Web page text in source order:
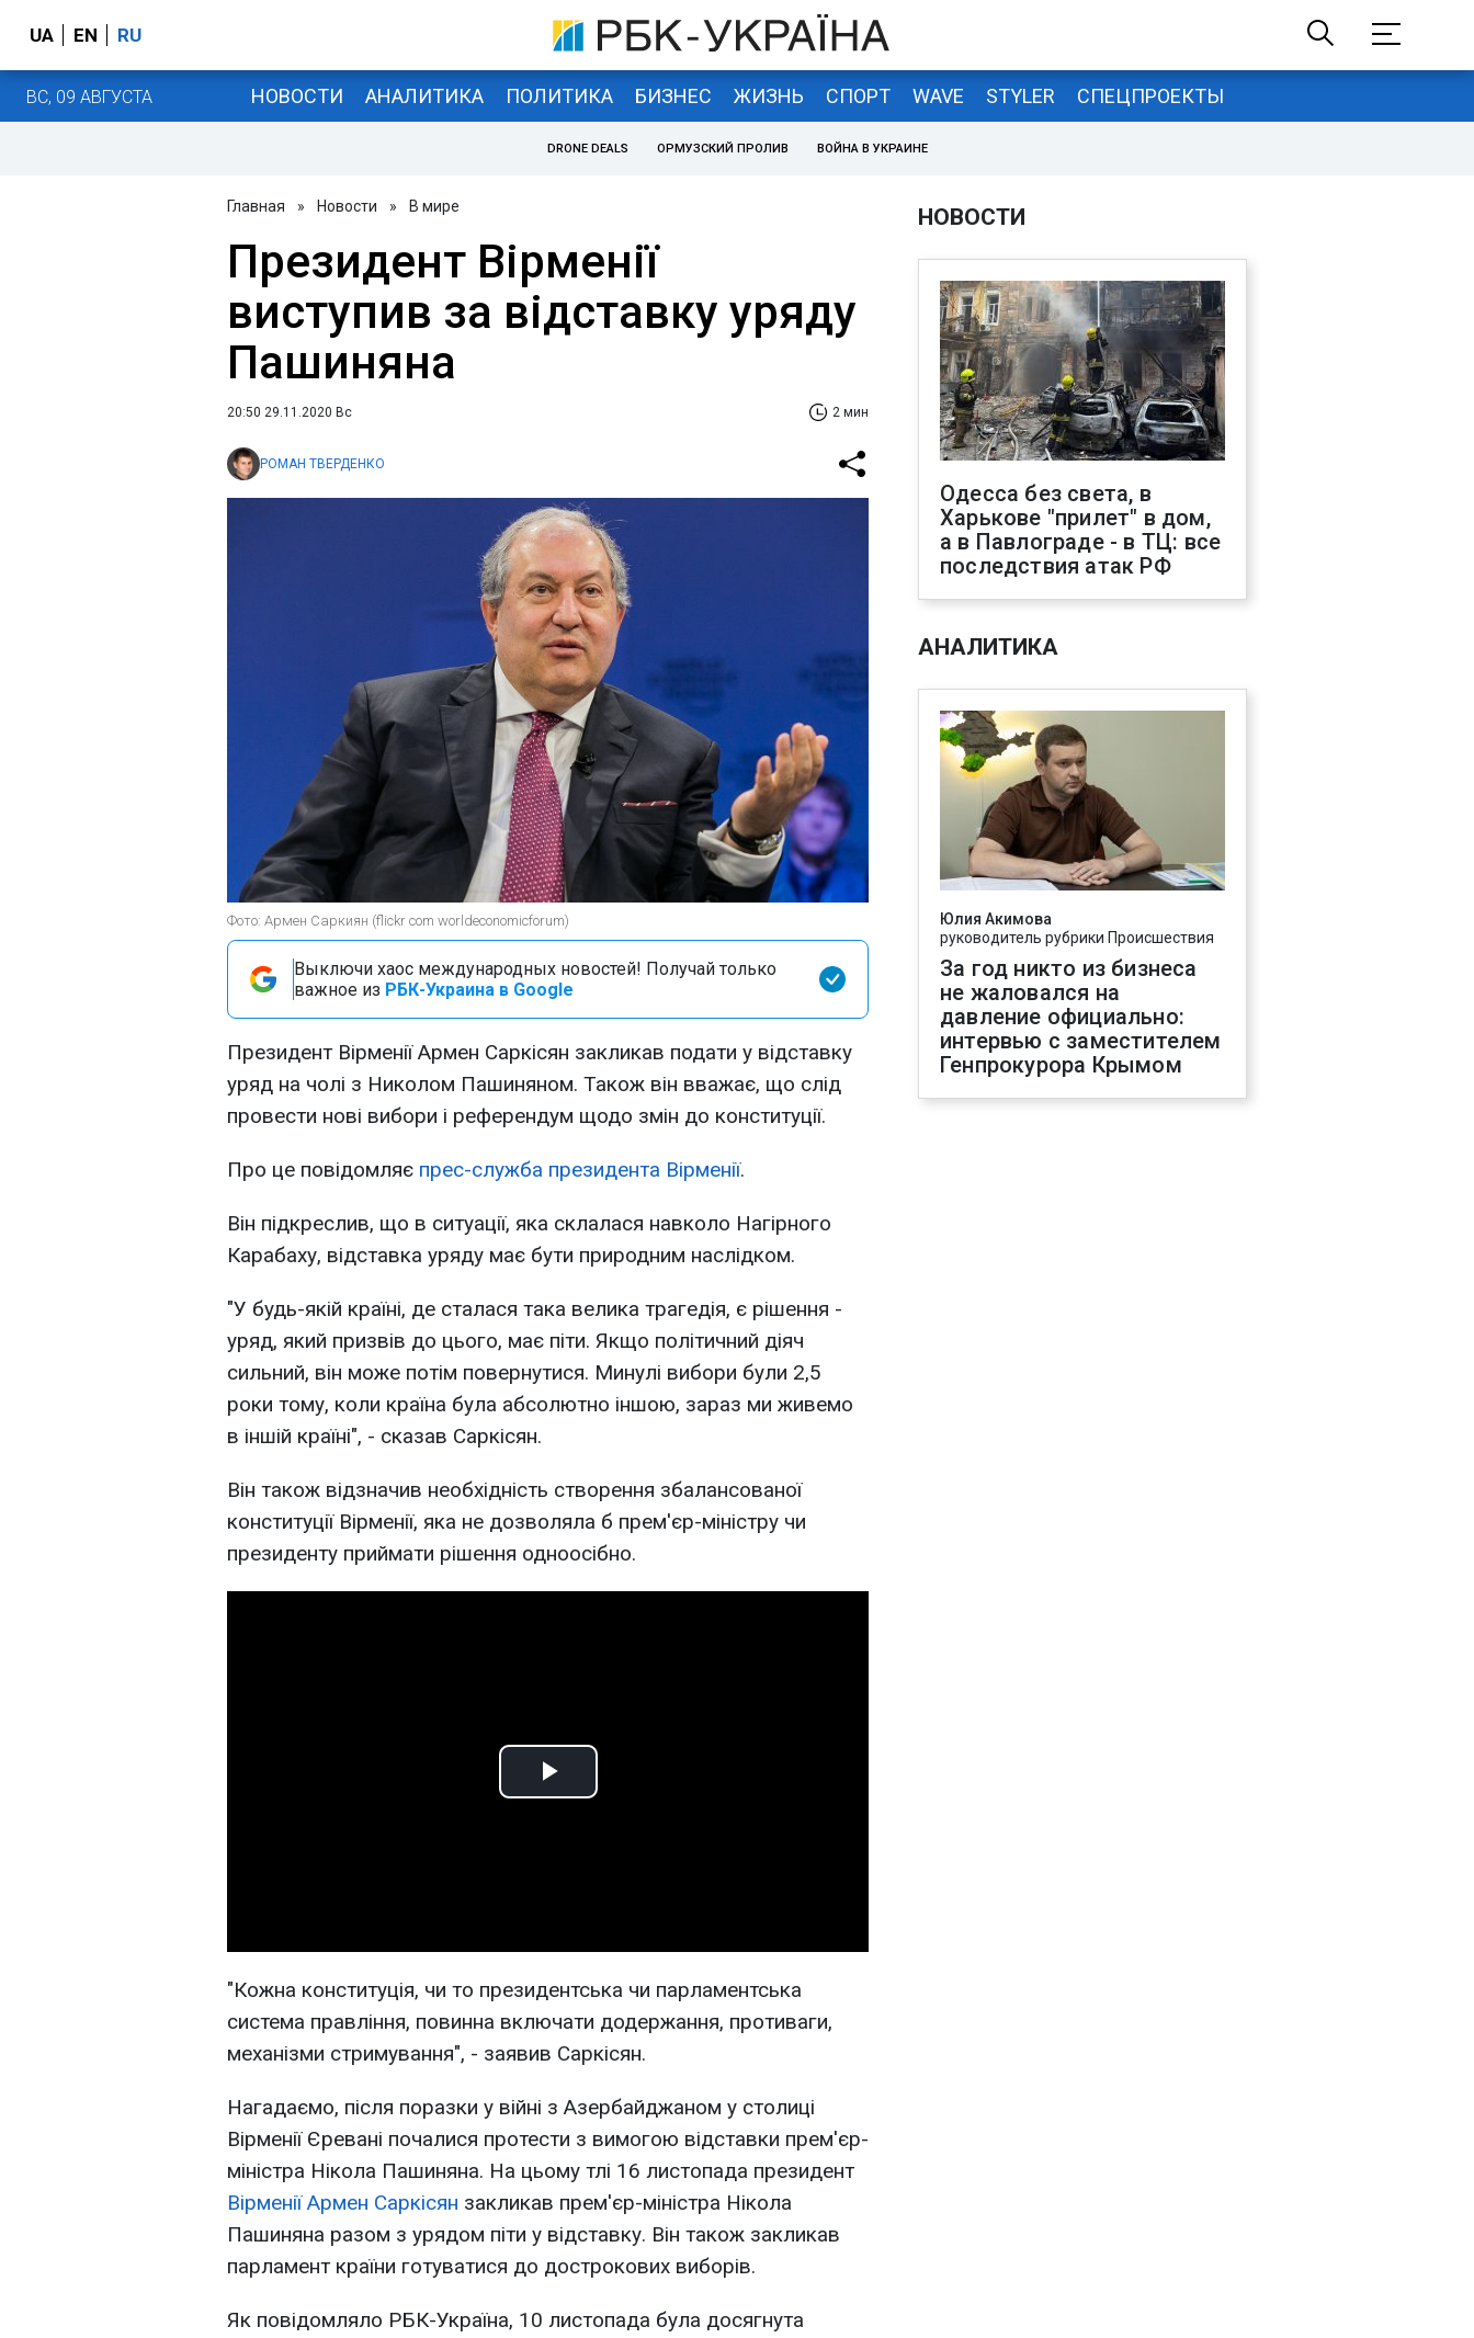
UA EN RU
ВС, 09 АВГУСТА НОВОСТИ АНАЛИТИКА ПОЛИТИКА БИЗНЕС ЖИЗНЬ СПОРТ WAVE STYLER СПЕЦПРОЕКТЫ
DRONE DEALS ОРМУЗСКИЙ ПРОЛИВ ВОЙНА В УКРАИНЕ
Главная » Новости » В мире
Президент Вірменії
виступив за відставку уряду
Пашиняна
20:50 29.11.2020 Вс 2 мин
РОМАН ТВЕРДЕНКО
Фото: Армен Саркиян (flickr com worldeconomicforum)
Выключи хаос международных новостей! Получай только
важное из РБК-Украина в Google
Президент Вірменії Армен Саркісян закликав подати у відставку
уряд на чолі з Николом Пашиняном. Також він вважає, що слід
провести нові вибори і референдум щодо змін до конституції.
Про це повідомляє прес-служба президента Вірменії.
Він підкреслив, що в ситуації, яка склалася навколо Нагірного
Карабаху, відставка уряду має бути природним наслідком.
"У будь-якій країні, де сталася така велика трагедія, є рішення -
уряд, який призвів до цього, має піти. Якщо політичний діяч
сильний, він може потім повернутися. Минулі вибори були 2,5
роки тому, коли країна була абсолютно іншою, зараз ми живемо
в іншій країні", - сказав Саркісян.
Він також відзначив необхідність створення збалансованої
конституції Вірменії, яка не дозволяла б прем'єр-міністру чи
президенту приймати рішення одноосібно.
Play
"Кожна конституція, чи то президентська чи парламентська
система правління, повинна включати додержання, противаги,
механізми стримування", - заявив Саркісян.
Нагадаємо, після поразки у війні з Азербайджаном у столиці
Вірменії Єревані почалися протести з вимогою відставки прем'єр-
міністра Нікола Пашиняна. На цьому тлі 16 листопада президент
Вірменії Армен Саркісян закликав прем'єр-міністра Нікола
Пашиняна разом з урядом піти у відставку. Він також закликав
парламент країни готуватися до дострокових виборів.
Як повідомляло РБК-Україна, 10 листопада була досягнута
НОВОСТИ
Одесса без света, в
Харькове "прилет" в дом,
а в Павлограде - в ТЦ: все
последствия атак РФ
АНАЛИТИКА
Юлия Акимова
руководитель рубрики Происшествия
За год никто из бизнеса
не жаловался на
давление официально:
интервью с заместителем
Генпрокурора Крымом